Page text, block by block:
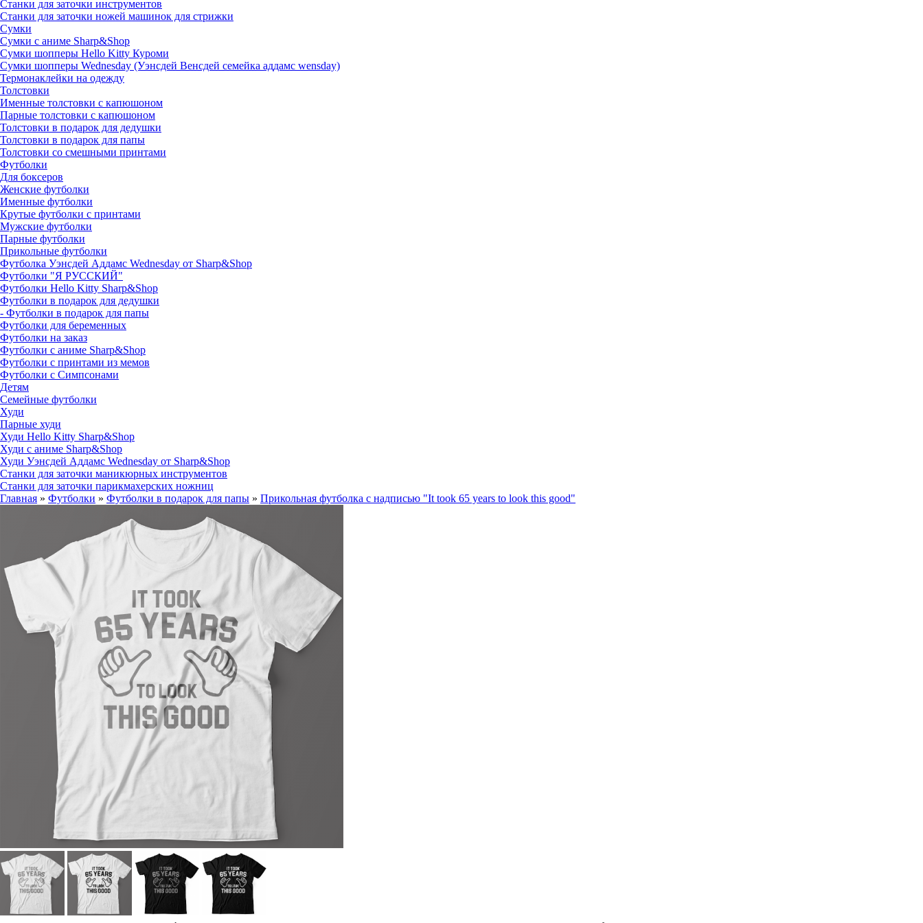
Станки для заточки инструментов
Станки для заточки ножей машинок для стрижки
Сумки
Сумки с аниме Sharp&Shop
Сумки шопперы Hello Kitty Куроми
Сумки шопперы Wednesday (Уэнсдей Венсдей семейка аддамс wensday)
Термонаклейки на одежду
Толстовки
Именные толстовки с капюшоном
Парные толстовки с капюшоном
Толстовки в подарок для дедушки
Толстовки в подарок для папы
Толстовки со смешными принтами
Футболки
Для боксеров
Женские футболки
Именные футболки
Крутые футболки с принтами
Мужские футболки
Парные футболки
Прикольные футболки
Футболка Уэнсдей Аддамс Wednesday от Sharp&Shop
Футболки "Я РУССКИЙ"
Футболки Hello Kitty Sharp&Shop
Футболки в подарок для дедушки
- Футболки в подарок для папы
Футболки для беременных
Футболки на заказ
Футболки с аниме Sharp&Shop
Футболки с принтами из мемов
Футболки с Симпсонами
Детям
Семейные футболки
Худи
Парные худи
Худи Hello Kitty Sharp&Shop
Худи с аниме Sharp&Shop
Худи Уэнсдей Аддамс Wednesday от Sharp&Shop
Станки для заточки маникюрных инструментов
Станки для заточки парикмахерских ножниц
Главная » Футболки » Футболки в подарок для папы » Прикольная футболка с надписью "It took 65 years to look this good"